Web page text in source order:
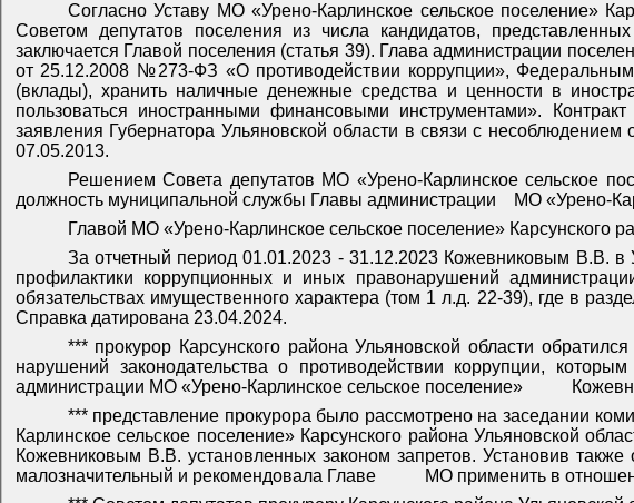
Согласно Уставу МО «Урено-Карлинское сельское поселение»
Советом депутатов поселения из числа кандидатов,
заключается Главой поселения (статья 39). Глава администрации
от 25.12.2008 №273-ФЗ «О противодействии коррупции»,
(вклады), хранить наличные денежные средства и ценности в
пользоваться иностранными финансовыми инструментами».
заявления Губернатора Ульяновской области в связи с
07.05.2013.
Решением Совета депутатов МО «Урено-Карлинское сельское
должность муниципальной службы Главы администрации
МО «Урено-
Главой МО «Урено-Карлинское сельское поселение» Карсунского
За отчетный период 01.01.2023 - 31.12.2023 Кожевниковым В.В. в
профилактики коррупционных и иных правонарушений
обязательствах имущественного характера (том 1 л.д. 22-39), где в
Справка датирована 23.04.2024.
*** прокурор Карсунского района Ульяновской области
нарушений законодательства о противодействии коррупции,
администрации МО «Урено-Карлинское сельское поселение»
*** представление прокурора было рассмотрено на заседании
Карлинское сельское поселение» Карсунского района Ульяновской
Кожевниковым В.В. установленных законом запретов. Установив
малозначительный и рекомендовала Главе
МО применить в